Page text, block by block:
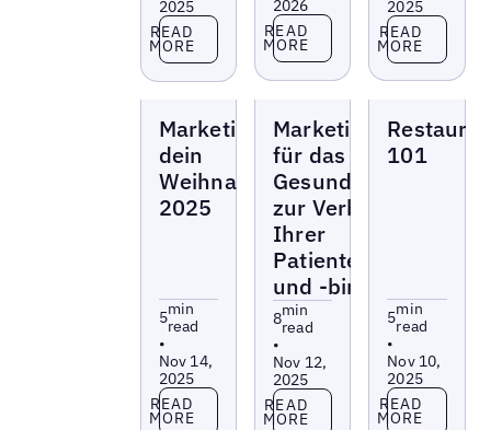
2025
Read more
READ
MORE
2026
Read more
READ
MORE
2025
Read more
READ
MORE
Marketingtipps für
dein
Weihnachtsgeschäft
2025
5min
read
•
Nov 14,
2025
Read more
READ
MORE
Marketingstrategien
für das
Gesundheitswesen
zur Verbesserung
Ihrer
Patientengewinnung
und -bindung
8min
read
•
Nov 12,
2025
Read more
READ
MORE
101
5min
read
•
Nov 10,
2025
Read more
READ
MORE